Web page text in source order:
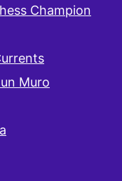
Champion
Muro